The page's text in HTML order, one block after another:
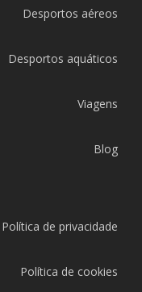
Desportos aéreos
Desportos aquáticos
Viagens
Blog
Política de privacidade
Política de cookies